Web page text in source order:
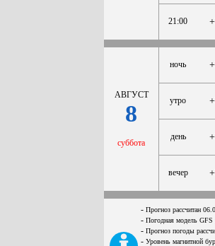
21:00
АВГУСТ
8
суббота
ночь
утро
день
вечер
- Прогноз рассчитан
- Погодная модель GFS
- Прогноз погоды
- Уровень магнитной